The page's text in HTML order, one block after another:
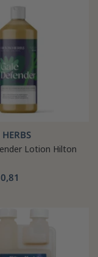
Lotion Hilton